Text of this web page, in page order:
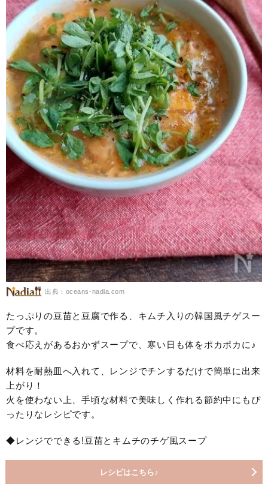
出典：oceans-nadia.com
たっぷりの豆苗と豆腐で作る、キムチ入りの韓国風チゲスー
プです。
食べ応えがあるおかずスープで、寒い日も体をポカポカに♪
材料を耐熱皿へ入れて、レンジでチンするだけで簡単に出来
上がり！
火を使わない上、手頃な材料で美味しく作れる節約中にもぴ
ったりなレシピです。
◆レンジでできる!豆苗とキムチのチゲ風スープ
レシピはこちら♪